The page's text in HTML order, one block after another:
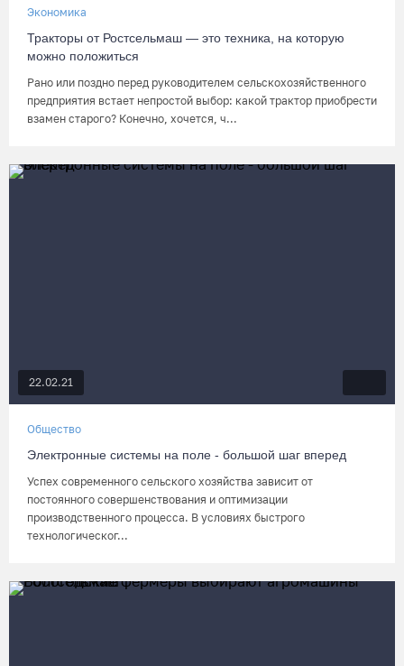
Экономика
Тракторы от Ростсельмаш — это техника, на которую
можно положиться
Рано или поздно перед руководителем сельскохозяйственного
предприятия встает непростой выбор: какой трактор приобрести
взамен старого? Конечно, хочется, ч...
22.02.21
Общество
Электронные системы на поле - большой шаг вперед
Успех современного сельского хозяйства зависит от
постоянного совершенствования и оптимизации
производственного процесса. В условиях быстрого
технологическог...